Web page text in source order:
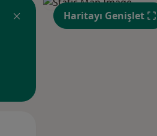
Haritayı Genişlet